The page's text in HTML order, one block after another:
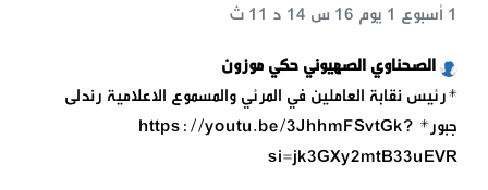
الصحناوي الصهيوني حكي موزون
1 أسبوع 1 يوم 16 س 14 د 11 ث
*رئيس نقابة العاملين في المرئي والمسموع الاعلامية رندلى
جبور* https://youtu.be/3JhhmFSvtGk?
si=jk3GXy2mtB33uEVR